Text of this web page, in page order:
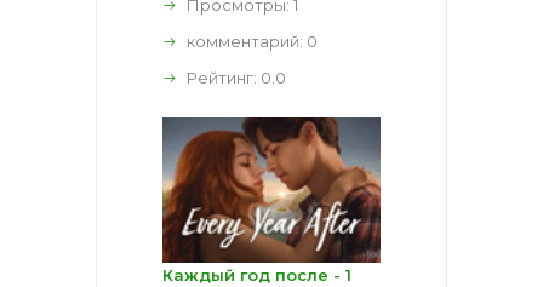
Просмотры: 1
комментарий: 0
Рейтинг: 0.0
Каждый год после - 1